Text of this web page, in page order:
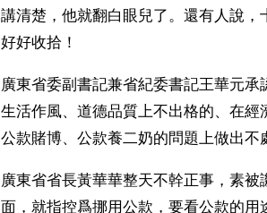
講清楚，他就翻白眼兒了。還有人說
好好收拾！
廣東省委副書記兼省紀委書記王華元
生活作風、道德品質上不出格的、在
公款賭博、公款養二奶的問題上做出不
廣東省省長黃華華整天不幹正事，素
面，就指控爲挪用公款，要看公款的